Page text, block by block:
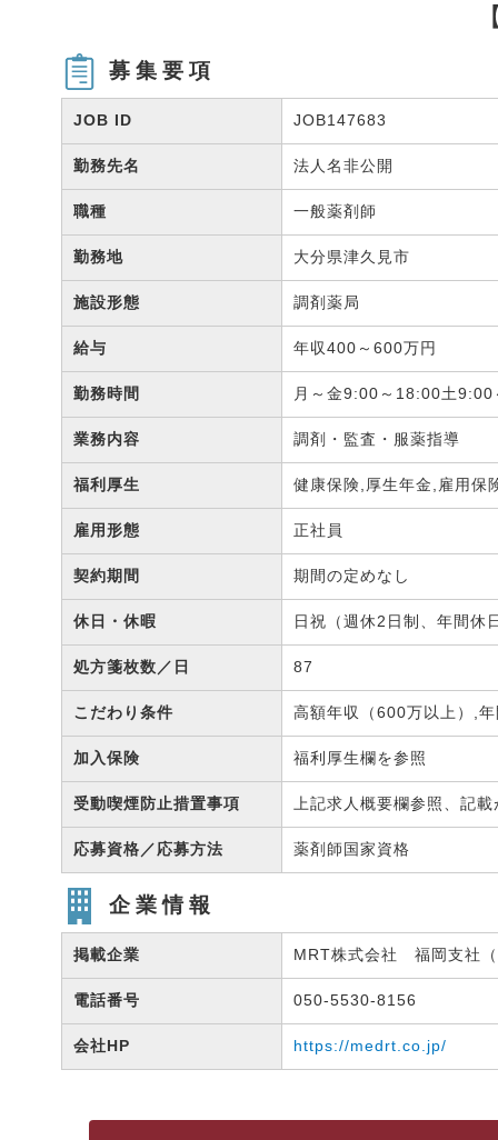
募集要項
JOB ID JOB147683
勤務先名 法人名非公開
職種 一般薬剤師
勤務地 大分県津久見市
施設形態 調剤薬局
給与 年収400～600万円
勤務時間 月～金9:00～18:00土
業務内容 調剤・監査・服薬指導
福利厚生 健康保険,厚生年金,雇用保
雇用形態 正社員
契約期間 期間の定めなし
休日・休暇 日祝（週休2日制、年間休
処方箋枚数／日 87
こだわり条件 高額年収（600万以上）,
加入保険 福利厚生欄を参照
受動喫煙防止措置事項 上記求人概要欄参照、記
応募資格／応募方法 薬剤師国家資格
企業情報
掲載企業 MRT株式会社 福岡支社
電話番号 050-5530-8156
会社HP https://medrt.co.jp/